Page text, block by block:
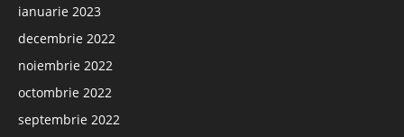
ianuarie 2023
decembrie 2022
noiembrie 2022
octombrie 2022
septembrie 2022